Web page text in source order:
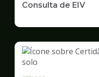
Consulta de EIV